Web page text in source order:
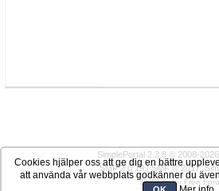
SimplePortal 2.3.8 © 2008-
SMF 2.0.19|SMF © 2017,
SMFAdsfor Free
Cookies hjälper oss att ge dig en bättre
att använda vår webbplats godkänner du